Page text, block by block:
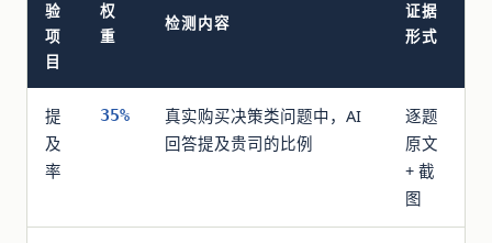
验
项
目
权
重
检测内容
证据
形式
提
及
率
35%
真实购买决策类问题中，AI
回答提及贵司的比例
逐题
原文
+ 截
图